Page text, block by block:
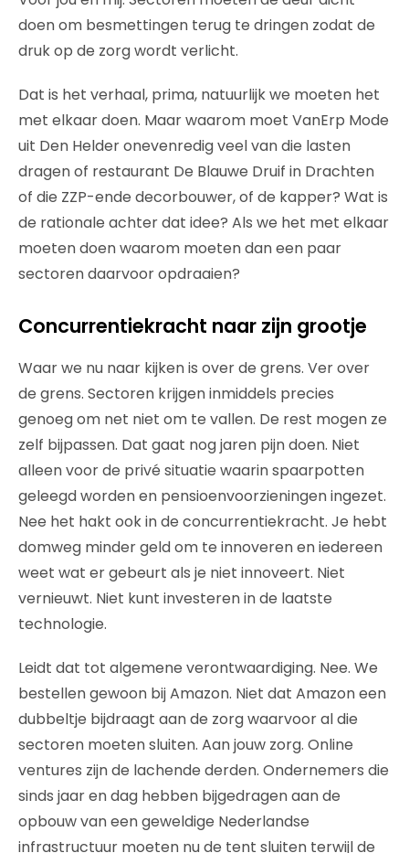
doen om besmettingen terug te dringen zodat de
druk op de zorg wordt verlicht.
Dat is het verhaal, prima, natuurlijk we moeten het
met elkaar doen. Maar waarom moet VanErp Mode
uit Den Helder onevenredig veel van die lasten
dragen of restaurant De Blauwe Druif in Drachten
of die ZZP-ende decorbouwer, of de kapper? Wat is
de rationale achter dat idee? Als we het met elkaar
moeten doen waarom moeten dan een paar
sectoren daarvoor opdraaien?
Concurrentiekracht naar zijn grootje
Waar we nu naar kijken is over de grens. Ver over
de grens. Sectoren krijgen inmiddels precies
genoeg om net niet om te vallen. De rest mogen ze
zelf bijpassen. Dat gaat nog jaren pijn doen. Niet
alleen voor de privé situatie waarin spaarpotten
geleegd worden en pensioenvoorzieningen ingezet.
Nee het hakt ook in de concurrentiekracht. Je hebt
domweg minder geld om te innoveren en iedereen
weet wat er gebeurt als je niet innoveert. Niet
vernieuwt. Niet kunt investeren in de laatste
technologie.
Leidt dat tot algemene verontwaardiging. Nee. We
bestellen gewoon bij Amazon. Niet dat Amazon een
dubbeltje bijdraagt aan de zorg waarvoor al die
sectoren moeten sluiten. Aan jouw zorg. Online
ventures zijn de lachende derden. Ondernemers die
sinds jaar en dag hebben bijgedragen aan de
opbouw van een geweldige Nederlandse
infrastructuur moeten nu de tent sluiten terwijl de